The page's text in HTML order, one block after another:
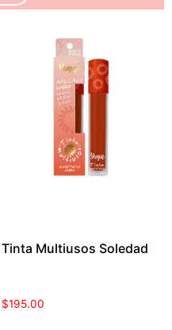
Tinta Multiusos Soledad
$195.00